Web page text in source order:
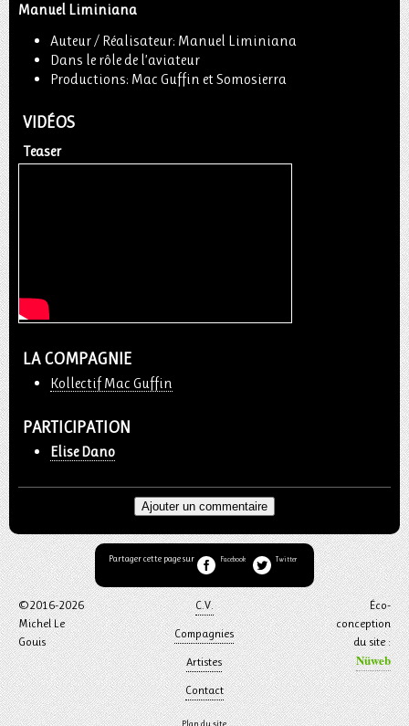
Manuel Liminiana
Auteur / Réalisateur: Manuel Liminiana
Dans le rôle de l’aviateur
Productions: Mac Guffin et Somosierra
VIDÉOS
Teaser
LA COMPAGNIE
Kollectif Mac Guffin
PARTICIPATION
Elise Dano
Ajouter un commentaire
Partager cette page sur Facebook Twitter
©2016-2026
Michel Le
Gouis
C.V.
Compagnies
Artistes
Contact
Éco-
conception
du site :
Nüweb